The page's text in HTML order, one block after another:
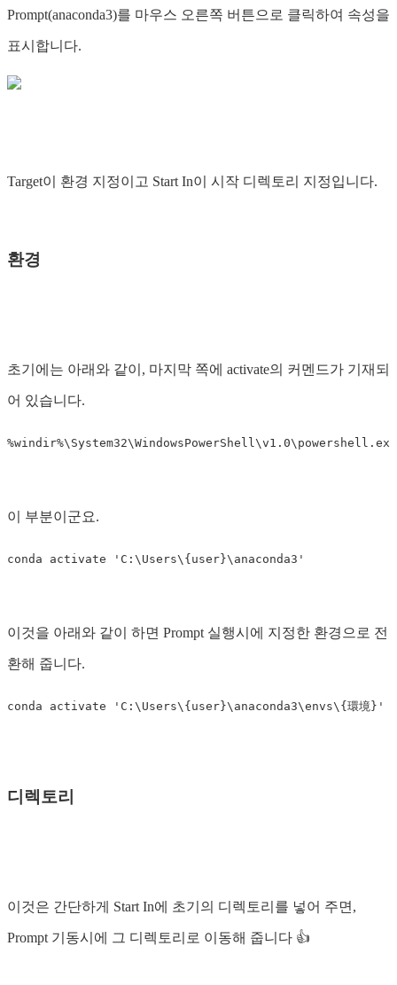
Prompt(anaconda3)를 마우스 오른쪽 버튼으로 클릭하여 속성을
표시합니다.
Target이 환경 지정이고 Start In이 시작 디렉토리 지정입니다.
환경
초기에는 아래와 같이, 마지막 쪽에 activate의 커멘드가 기재되
어 있습니다.
이 부분이군요.
이것을 아래와 같이 하면 Prompt 실행시에 지정한 환경으로 전
환해 줍니다.
디렉토리
이것은 간단하게 Start In에 초기의 디렉토리를 넣어 주면,
Prompt 기동시에 그 디렉토리로 이동해 줍니다 👍